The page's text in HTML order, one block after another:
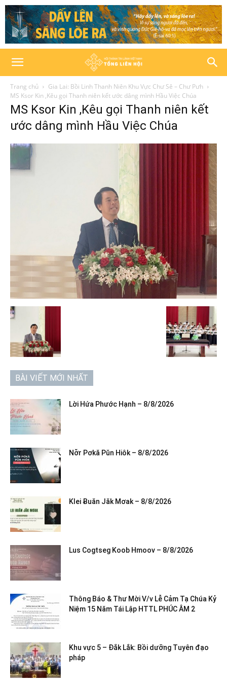
Trang chủ
Gia Lai: Bồi Linh Thanh Niên Khu Vực Chư Sê – Chư Pưh
MS Ksor Kin ,Kêu gọi Thanh niên kết ước dâng mình Hầu Việc Chúa
MS Ksor Kin ,Kêu gọi Thanh niên kết
ước dâng mình Hầu Việc Chúa
BÀI VIẾT MỚI NHẤT
Lời Hứa Phước Hạnh – 8/8/2026
Nơ̆r Pơkă Pŭn Hiôk – 8/8/2026
Klei Ƀuăn Jăk Mơak – 8/8/2026
Lus Cogtseg Koob Hmoov – 8/8/2026
Thông Báo & Thư Mời V/v Lễ Cảm Tạ Chúa Kỷ
Niệm 15 Năm Tái Lập HTTL PHÚC ÂM 2
Khu vực 5 – Đắk Lắk: Bồi dưỡng Tuyên đạo
pháp